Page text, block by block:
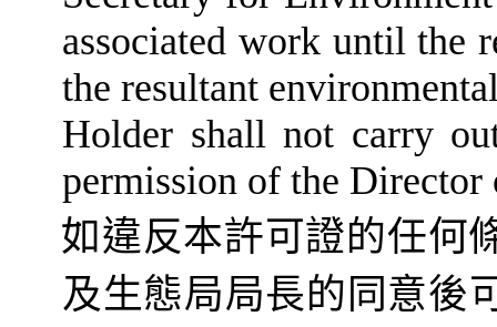
associated work until the
the resultant
Holder shall not carry
permission of the
如違反本許可證的任何
及生態局局長的同意後